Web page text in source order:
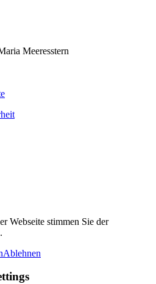
Meeresstern
Webseite stimmen Sie der
Ablehnen